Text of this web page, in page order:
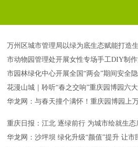
万州区城市管理局以绿为底生态赋能打造
市动物园管理处开展女性专场手工DIY制
市园林绿化中心开展全国“两会”期间安全
花漫山城｜聆听“春之交响”重庆园博园六
华龙网：与春天撞个满怀！重庆园博园上
重庆日报：江北 逐绿前行 为城市绘就生态
华龙网：沙坪坝 绿化升级“颜值”提升 让市